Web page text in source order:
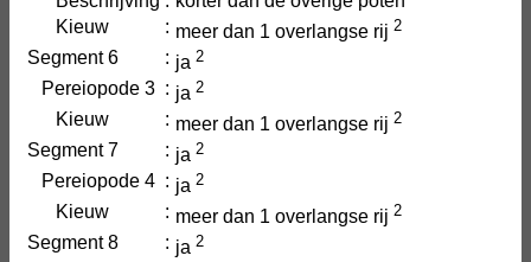
Kieuw
: meer dan 1 overlangse rij 2
Segment 6 : ja 2
Pereiopode 3 : ja 2
Kieuw : meer dan 1 overlangse rij 2
Segment 7 : ja 2
Pereiopode 4 : ja 2
Kieuw : meer dan 1 overlangse rij 2
Segment 8 : ja 2